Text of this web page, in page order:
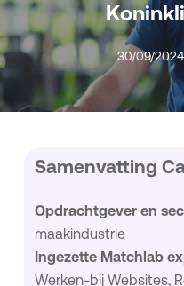
30/09/2024
Samenvatting
Opdrachtgever en
maakindustrie
Ingezette Matchlab
Werken-bij Websites,